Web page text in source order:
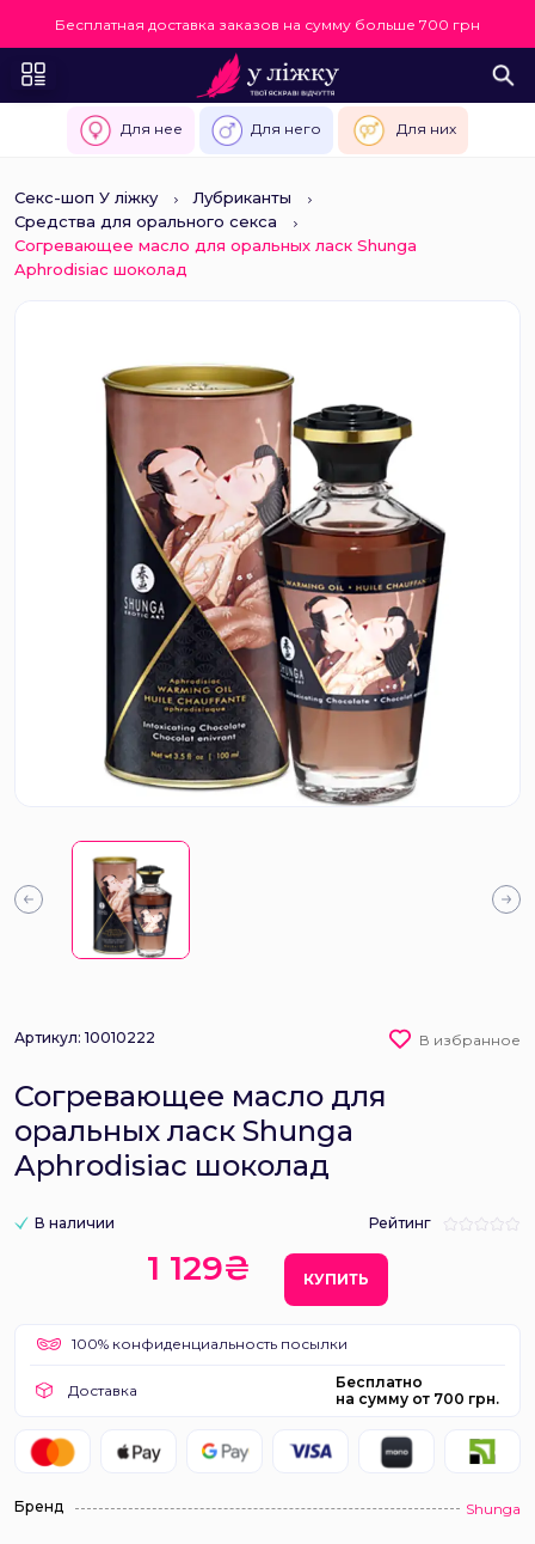
Бесплатная доставка заказов на сумму больше 700 грн
Для нее Для него Для них
Секс-шоп У ліжку
Лубриканты
Средства для орального секса
Согревающее масло для оральных ласк Shunga
Aphrodisiac шоколад
Артикул: 10010222 В избранное
Согревающее масло для
оральных ласк Shunga
Aphrodisiac шоколад
В наличии Рейтинг
1 129₴ КУПИТЬ
100% конфиденциальность посылки
Доставка
Бесплатно
на сумму от 700 грн.
Бренд Shunga